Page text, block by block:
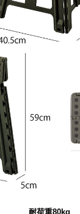
耐荷重80kg